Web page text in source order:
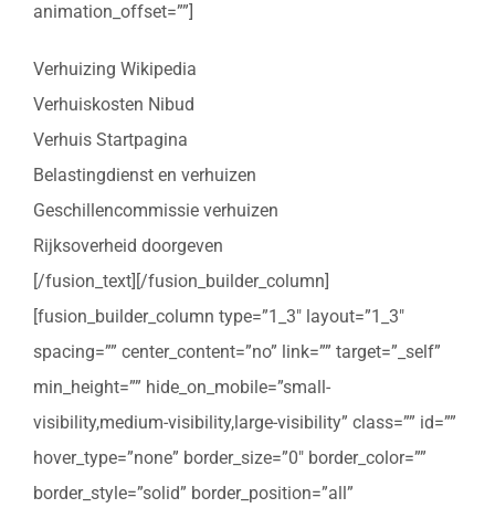
animation_offset=””]
Verhuizing Wikipedia
Verhuiskosten Nibud
Verhuis Startpagina
Belastingdienst en verhuizen
Geschillencommissie verhuizen
Rijksoverheid doorgeven
[/fusion_text][/fusion_builder_column]
[fusion_builder_column type=”1_3″ layout=”1_3″
spacing=”” center_content=”no” link=”” target=”_self”
min_height=”” hide_on_mobile=”small-
visibility,medium-visibility,large-visibility” class=”” id=””
hover_type=”none” border_size=”0″ border_color=””
border_style=”solid” border_position=”all”